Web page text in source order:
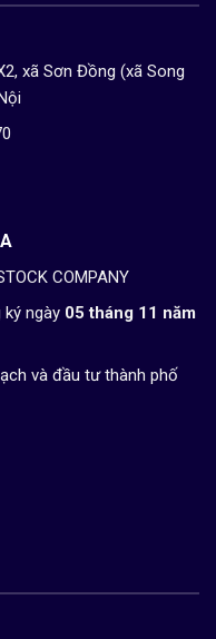
xã Sơn Đồng (xã Song
COMPANY
ký ngày 05 tháng 11 năm
và đầu tư thành phố